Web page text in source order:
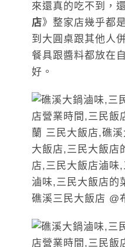
來還真的吃不到，
店》整家店幾乎都
到大圓桌跟其他人
餐具跟醬料都放在
好。